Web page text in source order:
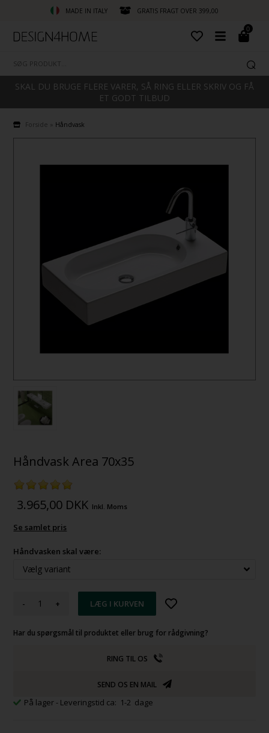
MADE IN ITALY GRATIS FRAGT OVER 399,00
0
SKAL DU BRUGE FLERE VARER, SÅ RING ELLER SKRIV OG FÅ
ET GODT TILBUD
Forside Håndvask
Håndvask Area 70x35
3.965,00 DKK Inkl. Moms
Se samlet pris
Håndvasken skal være:
- +
Har du spørgsmål til produktet eller brug for rådgivning?
RING TIL OS
SEND OS EN MAIL
På lager - Leveringstid ca: 1-2 dage